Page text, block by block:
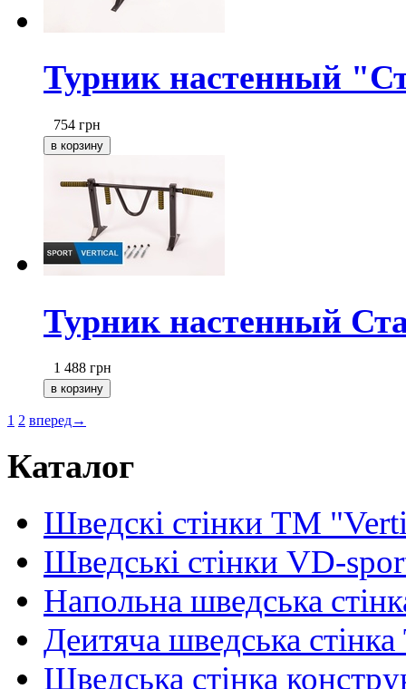
Турник настенный
754 грн
Турник настенный
1 488 грн
1 2 вперед→
Каталог
Шведскі стінки TM
Шведські стінки VD-
Напольна шведська
Деитяча шведська
Шведська стінка